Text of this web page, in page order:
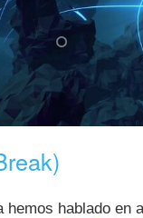
hemos hablado en